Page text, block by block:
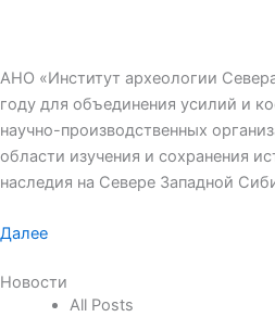
АНО «Институт археологии
году для объединения усилий и
научно-производственных
области изучения и сохранения
наследия на Севере Западной
Далее
Новости
All Posts